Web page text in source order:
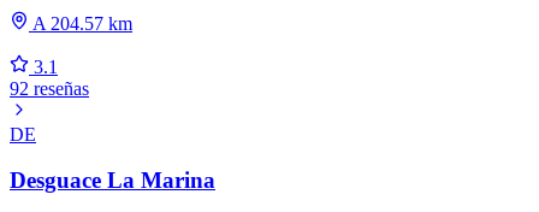
A 204.57 km
3.1
92 reseñas
DE
Desguace La Marina